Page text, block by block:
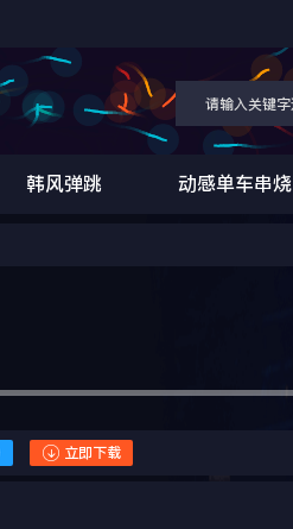
韩风弹跳 动感单车串烧
 立即下载